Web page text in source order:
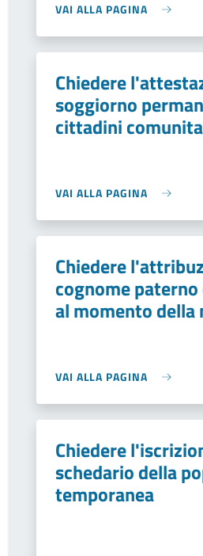
VAI ALLA PAGINA
Chiedere
soggiorno
cittadini
VAI ALLA PAGINA
Chiedere
cognome
al momento della
VAI ALLA PAGINA
Chiedere
schedario della
temporanea